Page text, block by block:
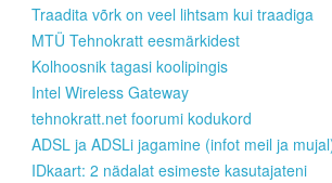
Traadita võrk on veel lihtsam kui traadiga
MTÜ Tehnokratt eesmärkidest
Kolhoosnik tagasi koolipingis
Intel Wireless Gateway
tehnokratt.net foorumi kodukord
ADSL ja ADSLi jagamine (infot meil ja
IDkaart: 2 nädalat esimeste kasutajateni